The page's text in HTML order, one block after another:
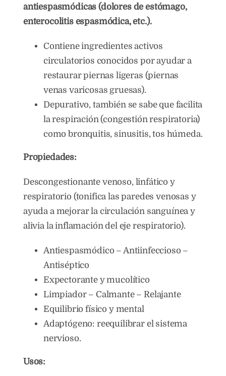
antiespasmódicas (dolores de estómago,
enterocolitis espasmódica, etc.).
Contiene ingredientes activos
circulatorios conocidos por ayudar a
restaurar piernas ligeras (piernas
venas varicosas gruesas).
Depurativo, también se sabe que facilita
la respiración (congestión respiratoria)
como bronquitis, sinusitis, tos húmeda.
Propiedades:
Descongestionante venoso, linfático y
respiratorio (tonifica las paredes venosas y
ayuda a mejorar la circulación sanguínea y
alivia la inflamación del eje respiratorio).
Antiespasmódico – Antiinfeccioso –
Antiséptico
Expectorante y mucolítico
Limpiador – Calmante – Relajante
Equilibrio físico y mental
Adaptógeno: reequilibrar el sistema
nervioso.
Usos: